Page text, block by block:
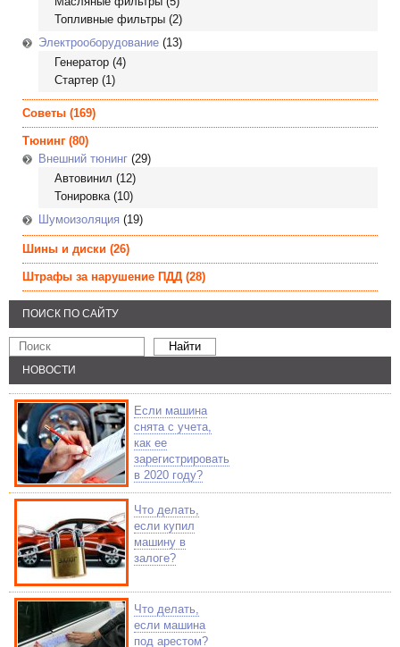
Топливные фильтры (2)
Электрооборудование (13)
Генератор (4)
Стартер (1)
Советы (169)
Тюнинг (80)
Внешний тюнинг (29)
Автовинил (12)
Тонировка(10)
Шумоизоляция (19)
Шины и диски (26)
Штрафы за нарушение ПДД (28)
ПОИСК ПО САЙТУ
НОВОСТИ
Если машина
снята с учета,
как ее
зарегистрировать
в 2020 году?
Что делать,
если купил
машину в
залоге?
Что делать,
если машина
под арестом?